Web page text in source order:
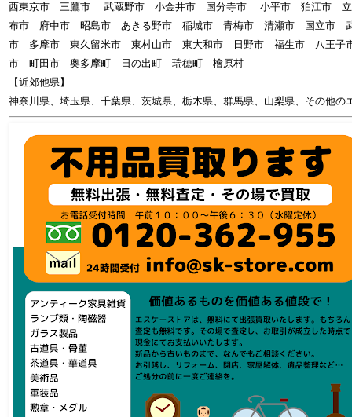
西東京市 三鷹市 武蔵野市 小金井市 国分寺市 小平市 狛江市
布市 府中市 昭島市 あきる野市 稲城市 青梅市 清瀬市 国立市
市 多摩市 東久留米市 東村山市 東大和市 日野市 福生市 八王子
市 町田市 奥多摩町 日の出町 瑞穂町 檜原村
【近郊他県】
神奈川県、埼玉県、千葉県、茨城県、栃木県、群馬県、山梨県、その他の